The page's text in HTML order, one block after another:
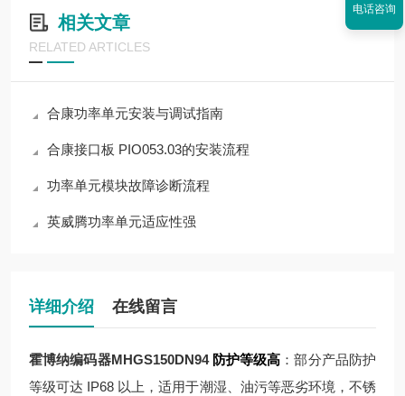
相关文章
RELATED ARTICLES
合康功率单元安装与调试指南
合康接口板 PIO053.03的安装流程
功率单元模块故障诊断流程
英威腾功率单元适应性强
详细介绍 在线留言
霍博纳编码器MHGS150DN94 防护等级高 ：部分产品防护
等级可达 IP68 以上，适用于潮湿、油污等恶劣环境，不锈
电话咨询